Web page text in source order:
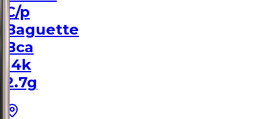
C/p
Baguette
Bca
14k
2.7g